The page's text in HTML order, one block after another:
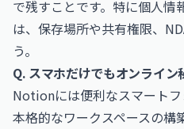
で残すことです。特に個人情
は、保存場所や共有権限、
う。
Q. スマホだけでもオンライン
Notionには便利なスマートフ
本格的なワークスペースの構